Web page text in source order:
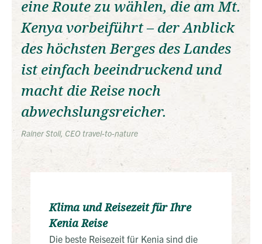
eine Route zu wählen, die am Mt.
Kenya vorbeiführt – der Anblick
des höchsten Berges des Landes
ist einfach beeindruckend und
macht die Reise noch
abwechslungsreicher.
Rainer Stoll, CEO travel-to-nature
Klima und Reisezeit für Ihre
Kenia Reise
Die beste Reisezeit für Kenia sind die